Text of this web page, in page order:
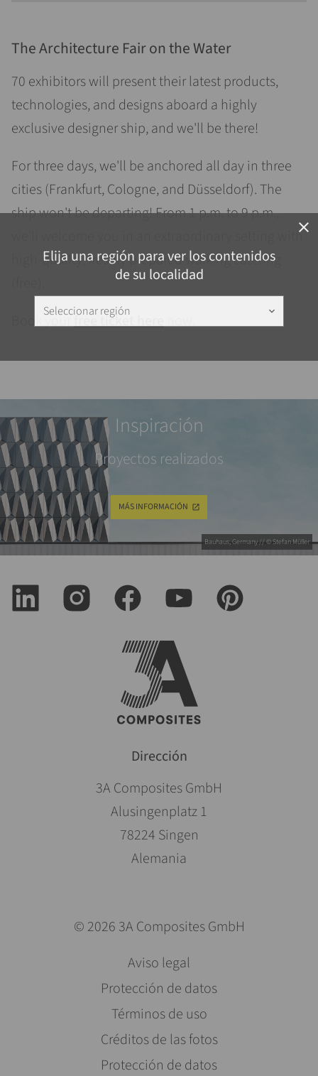
close
Elija una región para ver los contenidos
de su localidad
Seleccionar región keyboard_arrow_down
The Architecture Fair on the Water
70 exhibitors will present their latest products,
technologies, and designs aboard a highly
exclusive designer ship, and we'll be there!
For three days, we'll be anchored all day in three
cities (Frankfurt, Cologne, and Düsseldorf). The
ship won't be departing! From 1 p.m. to 9 p.m.,
we'll welcome you in an extraordinary setting with
high-quality, freshly prepared walking catering
Book yourfree ticket herenow.
Bauhaus, Germany // © Stefan Müller
Inspiración
Proyectos realizados
MÁS INFORMACIÓN
Dirección
3A Composites GmbH
Alusingenplatz 1
78224 Singen
Alemania
© 2026 3A Composites GmbH
navegación
Aviso legal
Protección de datos
Términos de uso
Créditos de las fotos
Protección de datos